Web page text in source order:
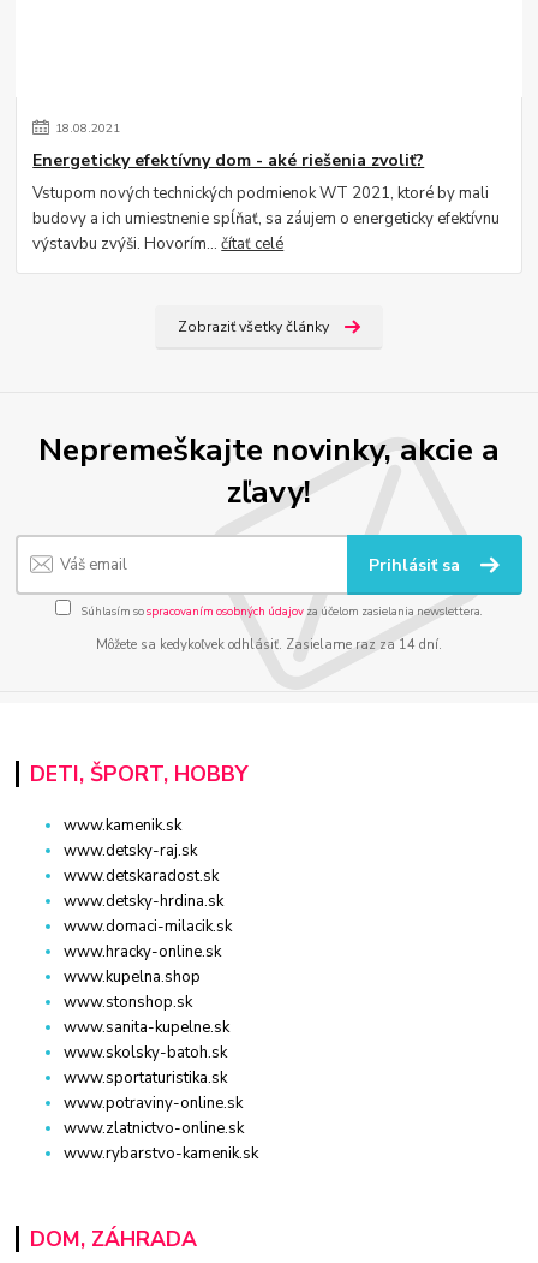
18.08.2021
Energeticky efektívny dom - aké riešenia zvoliť?
Vstupom nových technických podmienok WT 2021, ktoré by mali
budovy a ich umiestnenie spĺňať, sa záujem o energeticky efektívnu
výstavbu zvýši. Hovorím...čítať celé
Zobraziť všetky články
Nepremeškajte novinky, akcie a
zľavy!
Prihlásiť sa
Súhlasím sospracovaním osobných údajov za účelom zasielania newslettera.
Môžete sa kedykoľvek odhlásiť. Zasielame raz za 14 dní.
DETI, ŠPORT, HOBBY
www.kamenik.sk
www.detsky-raj.sk
www.detskaradost.sk
www.detsky-hrdina.sk
www.domaci-milacik.sk
www.hracky-online.sk
www.kupelna.shop
www.stonshop.sk
www.sanita-kupelne.sk
www.skolsky-batoh.sk
www.sportaturistika.sk
www.potraviny-online.sk
www.zlatnictvo-online.sk
www.rybarstvo-kamenik.sk
DOM, ZÁHRADA